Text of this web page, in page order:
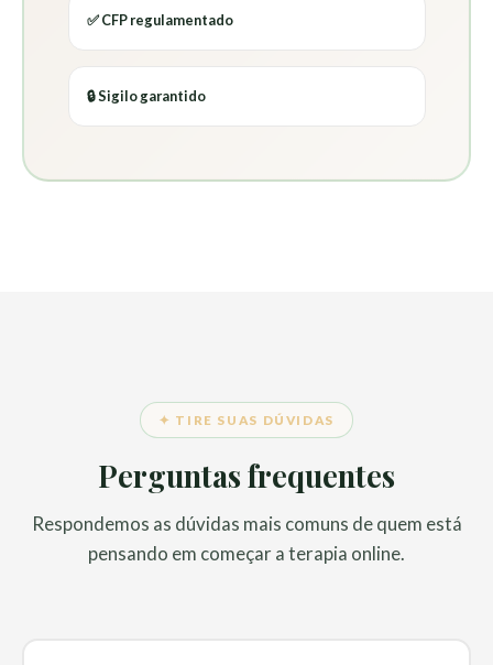
✅ CFP regulamentado
🔒 Sigilo garantido
✦ TIRE SUAS DÚVIDAS
Perguntas frequentes
Respondemos as dúvidas mais comuns de quem está
pensando em começar a terapia online.